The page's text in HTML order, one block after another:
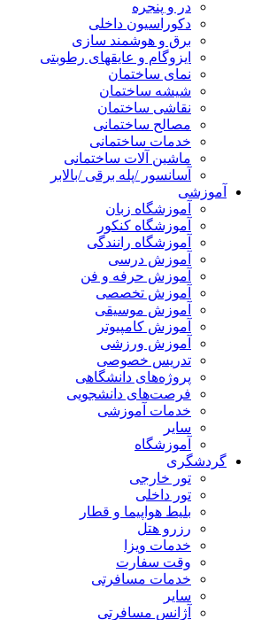
در و پنجره
دکوراسیون داخلی
برق و هوشمند سازی
ایزوگام و عایقهای رطوبتی
نمای ساختمان
شیشه ساختمان
نقاشی ساختمان
مصالح ساختمانی
خدمات ساختمانی
ماشین آلات ساختمانی
آسانسور /پله برقی /بالابر
آموزشی
آموزشگاه زبان
آموزشگاه کنکور
آموزشگاه رانندگی
آموزش درسی
آموزش حرفه و فن
آموزش تخصصی
آموزش موسیقی
آموزش کامپیوتر
آموزش ورزشی
تدریس خصوصی
پروژه‌های دانشگاهی
فرصت‌های دانشجویی
خدمات آموزشی
سایر
آموزشگاه
گردشگری
تور خارجی
تور داخلی
بلیط هواپیما و قطار
رزرو هتل
خدمات ویزا
وقت سفارت
خدمات مسافرتی
سایر
آژانس مسافرتی